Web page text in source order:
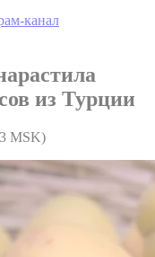
канал
из Турции
MSK)